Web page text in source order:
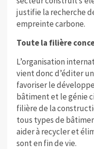
justifie la recherche
empreinte carbone.
Toute la filière
L’organisation
vient donc d’éditer
favoriser le
bâtiment et le génie
filière de la
tous types de
aider à recycler et
sont en fin de vie.